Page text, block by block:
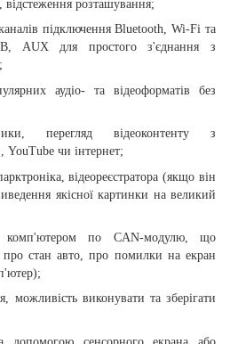
розташування;
підключення Bluetooth, Wi-Fi та
AUX для простого з'єднання з
аудіо- та відеоформатів без
перегляд відеоконтенту з
YouTube чи інтернет;
відеореєстратора (якщо він
якісної картинки на великий
комп'ютером по CAN-модулю, що
про стан авто, про помилки на екран
можливість виконувати та зберігати